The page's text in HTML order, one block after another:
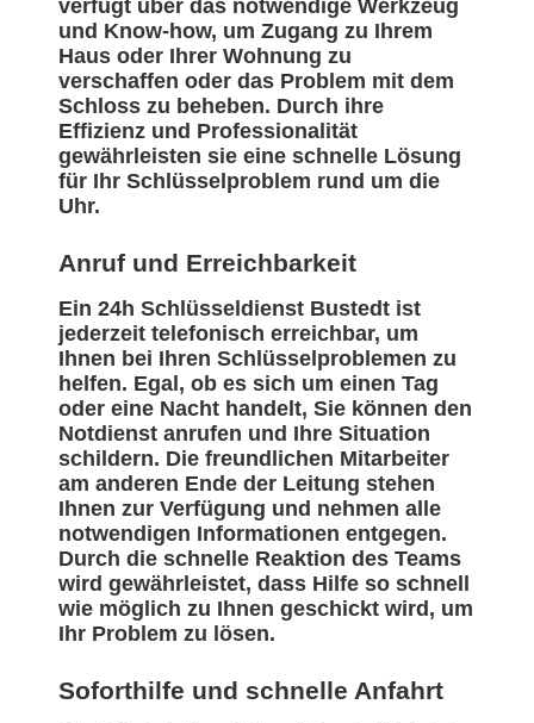
verfügt über das notwendige Werkzeug
und Know-how, um Zugang zu Ihrem
Haus oder Ihrer Wohnung zu
verschaffen oder das Problem mit dem
Schloss zu beheben. Durch ihre
Effizienz und Professionalität
gewährleisten sie eine schnelle Lösung
für Ihr Schlüsselproblem rund um die
Uhr.
Anruf und Erreichbarkeit
Ein 24h Schlüsseldienst Bustedt ist
jederzeit telefonisch erreichbar, um
Ihnen bei Ihren Schlüsselproblemen zu
helfen. Egal, ob es sich um einen Tag
oder eine Nacht handelt, Sie können den
Notdienst anrufen und Ihre Situation
schildern. Die freundlichen Mitarbeiter
am anderen Ende der Leitung stehen
Ihnen zur Verfügung und nehmen alle
notwendigen Informationen entgegen.
Durch die schnelle Reaktion des Teams
wird gewährleistet, dass Hilfe so schnell
wie möglich zu Ihnen geschickt wird, um
Ihr Problem zu lösen.
Soforthilfe und schnelle Anfahrt